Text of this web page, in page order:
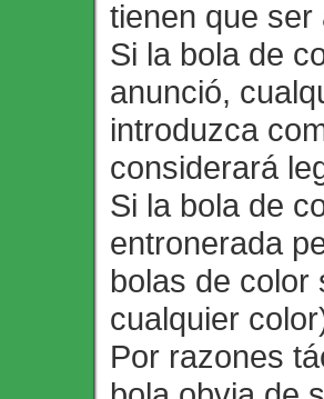
tienen que ser
Si la bola de
anunció,
introduzca
considerará
Si la bola de
entronerada
bolas de color
cualquier
Por razones